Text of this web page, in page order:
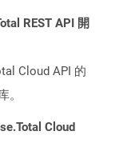
REST API 開
Cloud API 的
。
Cloud